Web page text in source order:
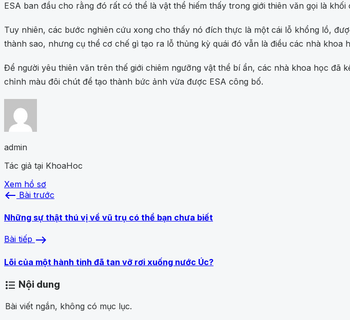
ESA ban đầu cho rằng đó rất có thể là vật thể hiếm thấy trong giới thiên văn gọi là
Tuy nhiên, các bước nghiên cứu xong cho thấy nó đích thực là một cái lỗ khổng lồ,
thành sao, nhưng cụ thể cơ chế gì tạo ra lỗ thủng kỳ quái đó vẫn là điều các nhà khoa
Để người yêu thiên văn trên thế giới chiêm ngưỡng vật thể bí ẩn, các nhà khoa học
chỉnh màu đôi chút để tạo thành bức ảnh vừa được ESA công bố.
admin
Tác giả tại KhoaHoc
Xem hồ sơ
west Bài trước
Những sự thật thú vị về vũ trụ có thể bạn chưa biết
Bài tiếp east
Lõi của một hành tinh đã tan vỡ rơi xuống nước Úc?
format_list_bulleted Nội dung
Bài viết ngắn, không có mục lục.